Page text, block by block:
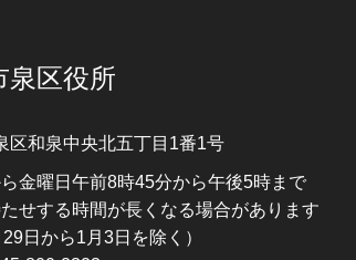
泉区役所
区和泉中央北五丁目1番1号
金曜日午前8時45分から午後5時まで
せする時間が長くなる場合があります
日から1月3日を除く）